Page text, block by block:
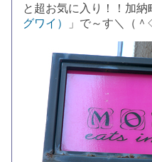
と超お気に入り！！加
グワイ）
」で～す＼（